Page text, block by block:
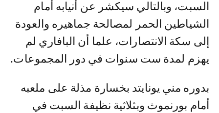
السبت، وبالتالي سيكشر عن أنيابه أمام
الشياطين الحمر لمصالحة جماهيره والعودة
إلى سكة الانتصارات، علما أن البافاري لم
يهزم لمدة ست سنوات في دور المجموعات.
بدوره مني يونايتد بخسارة مذلة على ملعبه
أمام بورنموث وبثلاثية نظيفة السبت في